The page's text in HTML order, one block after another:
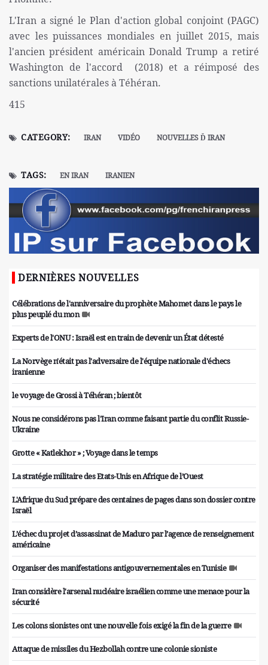
L'Iran a signé le Plan d'action global conjoint (PAGC)
avec les puissances mondiales en juillet 2015, mais
l'ancien président américain Donald Trump a retiré
Washington de l'accord (2018) et a réimposé des
sanctions unilatérales à Téhéran.
415
CATEGORY: IRAN VIDÉO NOUVELLES Ď IRAN
TAGS: EN IRAN IRANIEN
DERNIÈRES NOUVELLES
Célébrations de l'anniversaire du prophète Mahomet dans le pays le
plus peuplé du mon
Experts de l'ONU : Israël est en train de devenir un État détesté
La Norvège n'était pas l'adversaire de l'équipe nationale d'échecs
iranienne
le voyage de Grossi à Téhéran ; bientôt
Nous ne considérons pas l'Iran comme faisant partie du conflit Russie-
Ukraine
Grotte « Katlekhor » ; Voyage dans le temps
La stratégie militaire des Etats-Unis en Afrique de l’Ouest
L'Afrique du Sud prépare des centaines de pages dans son dossier contre
Israël
L’échec du projet d’assassinat de Maduro par l’agence de renseignement
américaine
Organiser des manifestations antigouvernementales en Tunisie
Iran considère l'arsenal nucléaire israélien comme une menace pour la
sécurité
Les colons sionistes ont une nouvelle fois exigé la fin de la guerre
Attaque de missiles du Hezbollah contre une colonie sioniste